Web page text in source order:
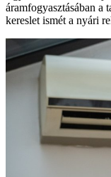
áramfogyasztásában a
kereslet ismét a nyári